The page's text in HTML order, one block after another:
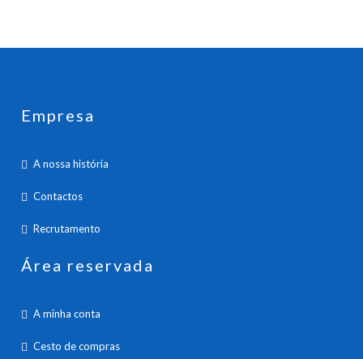
Empresa
A nossa história
Contactos
Recrutamento
Área reservada
A minha conta
Cesto de compras